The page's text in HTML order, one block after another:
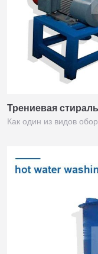
Трениевая
Как один из видов